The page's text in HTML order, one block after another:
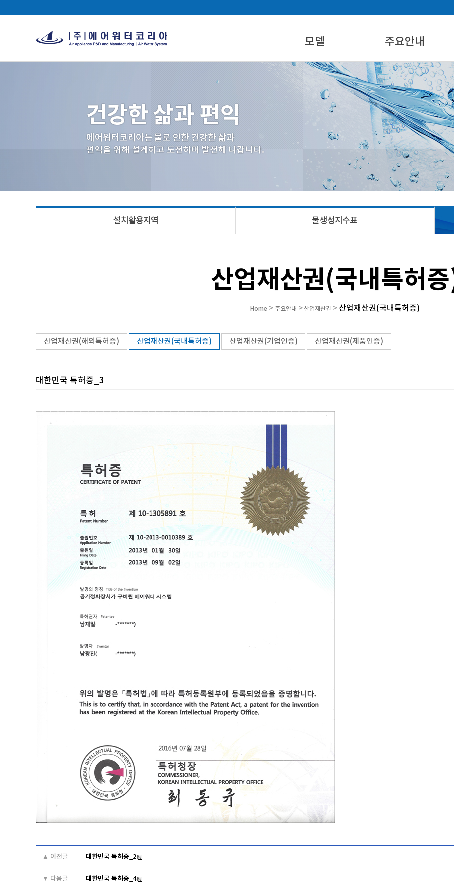
모델
에어워터 제품
에어워터 시스템 개요
제품규격별 제원
주요안내
설치활용지역
물생성지수표
산업재산권
설치활용지역 물생성지수표
산업재산권(국내특허
Home > 주요안내 > 산업재산권 > 산업재산권(국내특허증)
산업재산권(해외특허증) 산업재산권(국내특허증) 산업재산권(기업인증) 산업재산권(제품인증)
대한민국 특허증_3
▲ 이전글 대한민국 특허증_2
▼ 다음글 대한민국 특허증_4